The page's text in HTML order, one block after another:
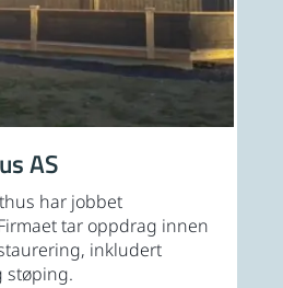
AS
har jobbet
tar oppdrag innen
inkludert
støping.